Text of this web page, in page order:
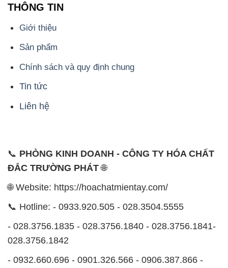
THÔNG TIN
Giới thiệu
Sản phẩm
Chính sách và quy định chung
Tin tức
Liên hệ
📞 PHÒNG KINH DOANH - CÔNG TY HÓA CHẤT
ĐẮC TRƯỜNG PHÁT🌐
🌐 Website: https://hoachatmientay.com/
📞 Hotline: - 0933.920.505 - 028.3504.5555
- 028.3756.1835 - 028.3756.1840 - 028.3756.1841-
028.3756.1842
- 0932.660.696 - 0901.326.566 - 0906.387.866 -